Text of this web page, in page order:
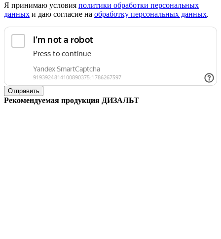
Я принимаю условия политики обработки персональных
данных и даю согласие на обработку персональных данных.
Отправить
Рекомендуемая продукция ДИЗАЛЬТ